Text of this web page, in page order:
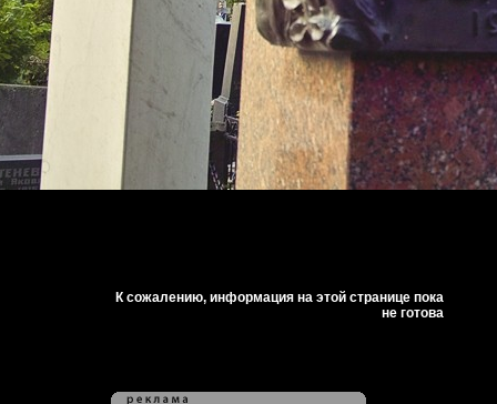
К сожалению, информация на этой странице пока
не готова